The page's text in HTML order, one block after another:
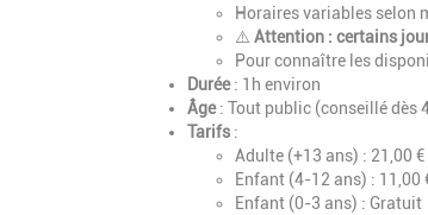
Horaires variables selon
⚠️ Attention : certains
Pour connaître les
Durée: 1h environ
Âge: Tout public (conseillé dès
Tarifs :
Adulte (+13 ans) : 21,00 €
Enfant (4-12 ans) : 11,00
Enfant (0-3 ans) : Gratuit